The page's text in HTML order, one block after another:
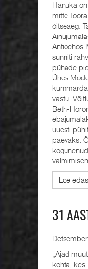
Hanuka
mitte
õitseaeg.
Antiochos
sunniti
pühade
Ühes
vastu.
Beth-
uuesti
päevaks.
Loe
31
„Ajad
kohta, kes